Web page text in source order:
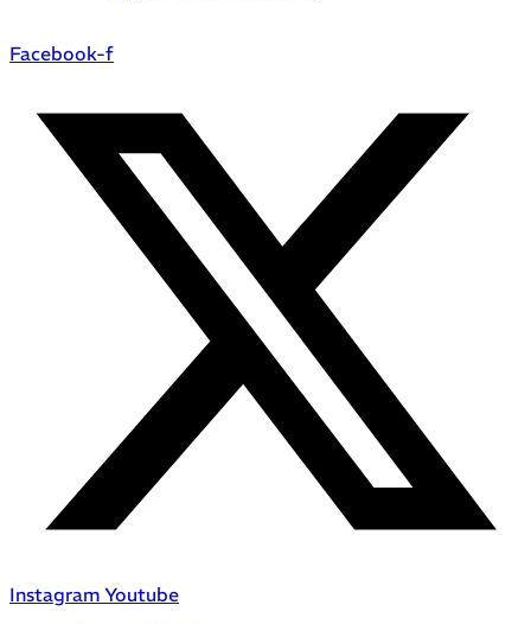
Facebook-f
Instagram Youtube